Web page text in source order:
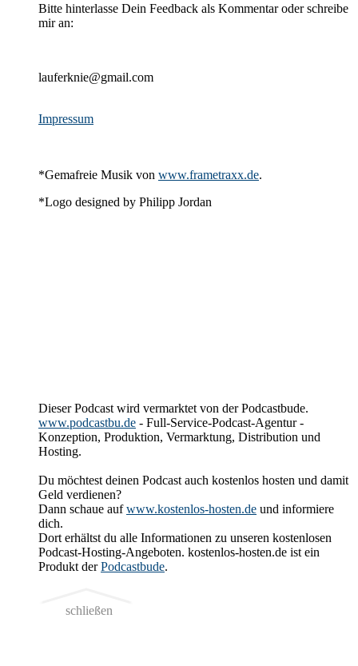
Bitte hinterlasse Dein Feedback als Kommentar oder schreibe
mir an:
lauferknie@gmail.com
Impressum
*Gemafreie Musik von www.frametraxx.de.
*Logo designed by Philipp Jordan
Dieser Podcast wird vermarktet von der Podcastbude.
www.podcastbu.de - Full-Service-Podcast-Agentur -
Konzeption, Produktion, Vermarktung, Distribution und
Hosting.
Du möchtest deinen Podcast auch kostenlos hosten und damit
Geld verdienen?
Dann schaue aufwww.kostenlos-hosten.de und informiere
dich.
Dort erhältst du alle Informationen zu unseren kostenlosen
Podcast-Hosting-Angeboten. kostenlos-hosten.de ist ein
Produkt derPodcastbude.
schließen